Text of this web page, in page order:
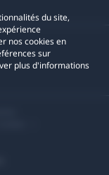
du site,
nos cookies en
sur
plus d'informations